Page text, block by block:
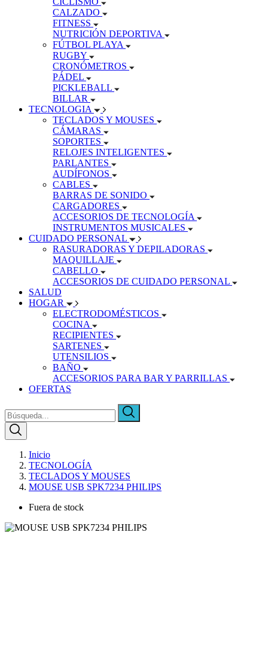
CALZADO
FITNESS
NUTRICIÓN DEPORTIVA
FÚTBOL PLAYA
RUGBY
CRONÓMETROS
PÁDEL
PICKLEBALL
BILLAR
TECNOLOGIA
TECLADOS Y MOUSES
CÁMARAS
SOPORTES
RELOJES INTELIGENTES
PARLANTES
AUDÍFONOS
CABLES
BARRAS DE SONIDO
CARGADORES
ACCESORIOS DE TECNOLOGÍA
INSTRUMENTOS MUSICALES
CUIDADO PERSONAL
RASURADORAS Y DEPILADORAS
MAQUILLAJE
CABELLO
ACCESORIOS DE CUIDADO PERSONAL
SALUD
HOGAR
ELECTRODOMÉSTICOS
COCINA
RECIPIENTES
SARTENES
UTENSILIOS
BAÑO
ACCESORIOS PARA BAR Y PARRILLAS
OFERTAS
Inicio
TECNOLOGÍA
TECLADOS Y MOUSES
MOUSE USB SPK7234 PHILIPS
Fuera de stock